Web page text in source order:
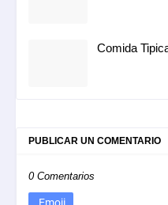
Comida
PUBLICAR UN COMENTARIO
0 Comentarios
Emoji